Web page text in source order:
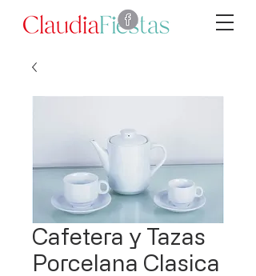
Cafetera y Tazas
Porcelana Clasica